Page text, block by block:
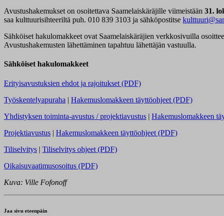
Avustushakemukset on osoitettava Saamelaiskäräjille viimeistään 31.
saa kulttuurisihteeriltä puh. 010 839 3103 ja sähköpostitse
Sähköiset hakulomakkeet ovat Saamelaiskäräjien verkkosivuilla
Avustushakemusten lähettäminen tapahtuu lähettäjän vastuulla.
Sähköiset hakulomakkeet
Erityisavustuksien ehdot ja rajoitukset (PDF)
Työskentelyapuraha | Hakemuslomakkeen täyttöohjeet (PDF)
Yhdistyksen toiminta-avustus / projektiavustus | Hakemuslomakkeen
Projektiavustus | Hakemuslomakkeen täyttöohjeet (PDF)
Tiliselvitys | Tiliselvitys ohjeet (PDF)
Oikaisuvaatimusosoitus (PDF)
Kuva: Ville Fofonoff
Jaa sivu eteenpäin